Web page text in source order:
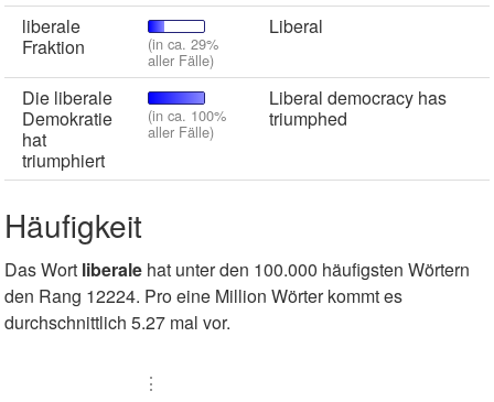
liberale
Fraktion
(in ca. 29%
aller Fälle)
Liberal
Die liberale
Demokratie
hat
triumphiert
(in ca. 100%
aller Fälle)
Liberal democracy has
triumphed
Häufigkeit
Das Wort liberale hat unter den 100.000 häufigsten Wörtern
den Rang 12224. Pro eine Million Wörter kommt es
durchschnittlich 5.27 mal vor.
⋮